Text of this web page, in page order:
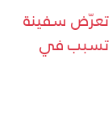
تعرّض سفينة
تسبب في